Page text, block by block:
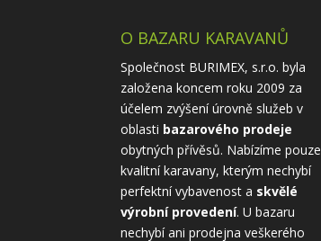
O BAZARU KARAVANŮ
Společnost BURIMEX, s.r.o. byla
založena koncem roku 2009 za
účelem zvýšení úrovně služeb v
oblasti bazarového prodeje
obytných přívěsů. Nabízíme pouze
kvalitní karavany, kterým nechybí
perfektní vybavenost a skvělé
výrobní provedení. U bazaru
nechybí ani prodejna veškerého